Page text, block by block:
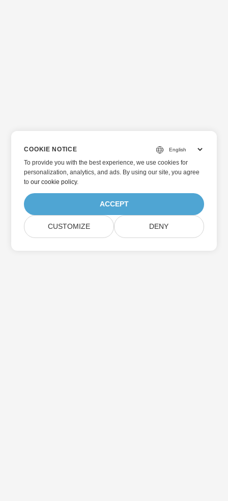
COOKIE NOTICE
To provide you with the best experience, we use cookies for
personalization, analytics, and ads. By using our site, you agree
toour cookie policy.
ACCEPT
CUSTOMIZE DENY